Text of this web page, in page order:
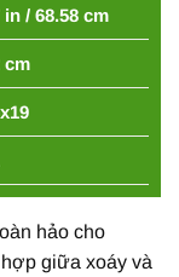
in / 68.58 cm
cm
hảo cho
giữa xoáy và